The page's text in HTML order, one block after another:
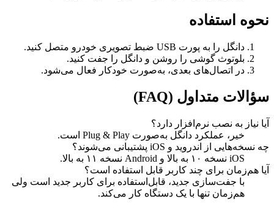
نحوه استفاده
دانگل را به پورت USB ضبط تصویری خودرو متصل کنید.
بلوتوث گوشی را روشن و دانگل را جفت کنید.
در اتصال‌های بعدی، به‌صورت خودکار فعال می‌شود.
سؤالات متداول (FAQ)
آیا نیاز به نصب نرم‌افزار دارد؟
خیر، عملکرد دانگل به‌صورت Plug & Play است.
چه نسخه‌هایی از اندروید و iOS پشتیبانی می‌شوند؟
iOS نسخه ۱۰ به بالا و Android نسخه ۱۱ به بالا.
آیا هم‌زمان برای چند کاربر قابل استفاده است؟
با جفت‌سازی جدید، قابل‌استفاده برای کاربر جدید است ولی
هم‌زمان تنها با یک دستگاه کار می‌کند.